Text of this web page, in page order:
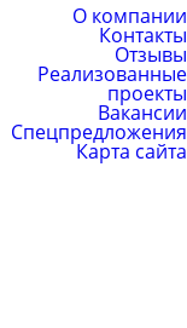
О компании
Контакты
Отзывы
Реализованные
проекты
Вакансии
Спецпредложения
Карта сайта